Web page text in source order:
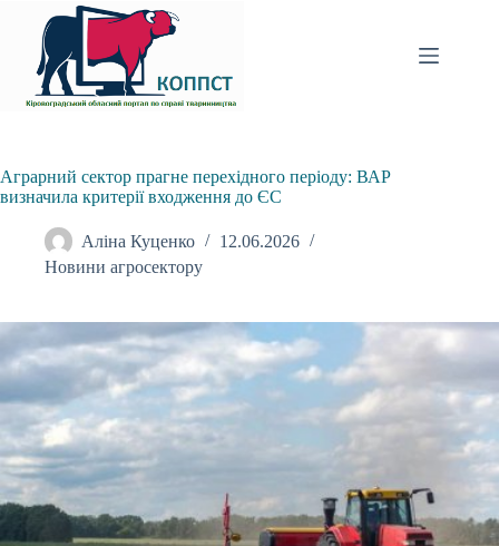
вмісту
Аграрний сектор прагне перехідного періоду: ВАР
визначила критерії входження до ЄС
Аліна Куценко
12.06.2026
Новини агросектору